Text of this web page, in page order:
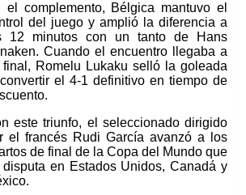
el complemento, Bélgica mantuvo el
del juego y amplió la diferencia a
12 minutos con un tanto de Hans
Cuando el encuentro llegaba a
final, Romelu Lukaku selló la goleada
el 4-1 definitivo en tiempo de
este triunfo, el seleccionado dirigido
el francés Rudi García avanzó a los
de final de la Copa del Mundo que
disputa en Estados Unidos, Canadá y